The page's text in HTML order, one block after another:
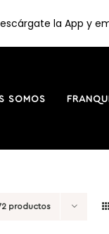
SOMOS
productos
la App y